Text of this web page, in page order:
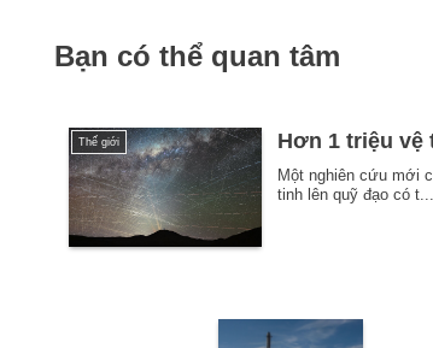
Bạn có thể quan tâm
Thế giới Hơn 1 triệu vệ
Một nghiên cứu mới
tinh lên quỹ đạo có t...